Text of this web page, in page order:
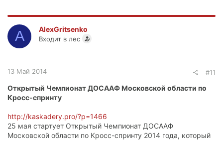
A AlexGritsenko
Входит в лес
13 Май 2014 #11
Открытый Чемпионат ДОСААФ Московской области по
Кросс-спринту
http://kaskadery.pro/?p=1466
25 мая стартует Открытый Чемпионат ДОСААФ
Московской области по Кросс-спринту 2014 года, который